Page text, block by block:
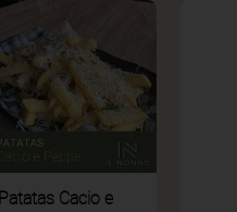
Patatas Cacio e